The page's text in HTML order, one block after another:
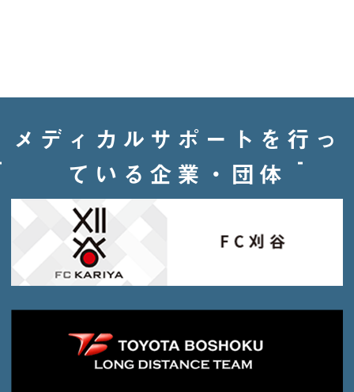
の判断で検査・処置
等を行う場合がござ
います。予めご了承
ください。
メディカルサポートを行っ
ている企業・団体